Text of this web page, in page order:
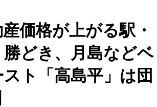
価格が上がる駅・
どき、月島などベ
ト「高島平」は団